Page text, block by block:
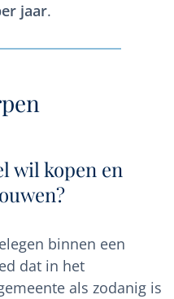
jaar.
wil kopen en
binnen een
dat in het
als zodanig is